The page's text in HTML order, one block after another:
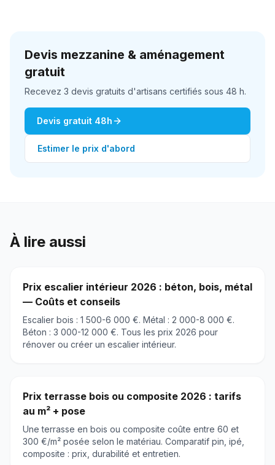
Devis mezzanine & aménagement
gratuit
Recevez 3 devis gratuits d'artisans certifiés sous 48 h.
Devis gratuit 48h
Estimer le prix d'abord
À lire aussi
Prix escalier intérieur 2026 : béton, bois, métal
— Coûts et conseils
Escalier bois : 1 500-6 000 €. Métal : 2 000-8 000 €.
Béton : 3 000-12 000 €. Tous les prix 2026 pour
rénover ou créer un escalier intérieur.
Prix terrasse bois ou composite 2026 : tarifs
au m² + pose
Une terrasse en bois ou composite coûte entre 60 et
300 €/m² posée selon le matériau. Comparatif pin, ipé,
composite : prix, durabilité et entretien.